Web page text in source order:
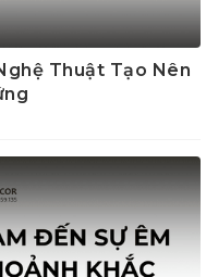
Thuật Tạo Nên